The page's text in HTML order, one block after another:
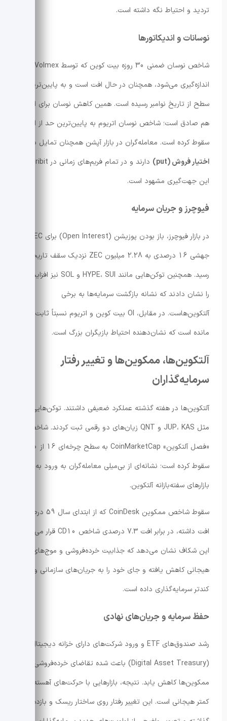
تردید و احتیاط نگه داشته است.
نوسانات و اندیکاتورها
شاخص نوسان ضمنی 30 روزه بیت کوین که توسط Volmex
اندازه‌گیری می‌شود، همچنان در حال افت است و به پایین‌ترین
سطح از تاریخ نوامبر رسیده است. همین کاهش نوسان برای اتریوم
هم صادق است؛ شاخص نوسان اتریوم به پایین‌ترین حد از اکتبر
سقوط کرده است. معامله‌گران در بازار آپشن همچنان تمایل به
اختیار فروش (put)
دارند و در تمام فریم‌های زمانی در Deribit
این جهت‌گیری مشهود است.
فیوچرز و جریان سرمایه
جهشی 16 درصدی به 2.28 میلیون ZEC نزدیک سقف تاریخی
را نشان دادند که نشانه بازگشت سرمایه‌ها به برخی
آلتکوین‌هاست. در مقابل، OI بیت کوین و اتریوم نسبتاً ثابت
مانده است که نشان‌دهنده احتیاط بازیگران بزرگ است.
آلتکوین‌ها، ممکوین‌ها و تغییر رفتار
سرمایه‌گذاران
آلتکوین‌ها در هفته گذشته عملکرد ضعیفی داشتند. توکن‌هایی
مثل JUP، KAS و QNT زیان‌های دو رقمی ثبت کردند. شاخص
«فصل آلتکوین» CoinMarketCap به سطح چرخه‌ای 16 از 100
سقوط کرده است؛ نشانه‌ای از بی‌میلی معامله‌گران به ورود به
بازارهای سفته‌بازانه آلتکوین.
سقوط شاخص ممکوین CoinDesk که از ابتدای سال 59 درصد
افت داشته، در برابر افت 7.3 درصدی شاخص CD10 قرار می‌گیرد.
این شکاف نشان می‌دهد که جذابیت خرده‌فروشی و موج‌های
هیجانی کاهش یافته و جای خود را به جریان‌های سازمانی و رفتار
کندتر سرمایه‌گذاری داده است.
حفظ سرمایه و جریان‌های نهادی
رشد صندوق‌های ETF و ورود شرکت‌های دارای خزانه دیجیتال
(Digital Asset Treasury) باعث شده تقاضای خرده‌فروشی برای
ممکوین‌ها کاهش یابد. نتیجه، بازارهایی با حرکت‌های آهسته‌تر و
کمتر هیجانی است. این تغییر رفتار روی ساختار ریسک و بازده تأثیر